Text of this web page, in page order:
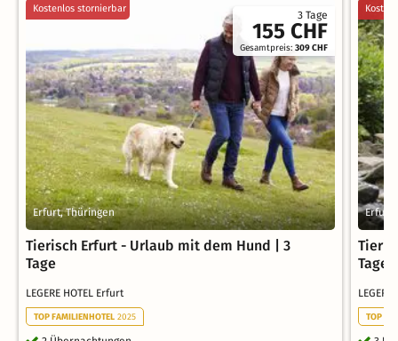
3 Tage
155 CHF
Gesamtpreis:309 CHF
Kostenlos stornierbar
Erfurt, Thüringen
Tierisch Erfurt - Urlaub mit dem Hund | 3
Tage
LEGERE HOTEL Erfurt
TOP FAMILIENHOTEL 2025
Erfurt,
Tage
TOP